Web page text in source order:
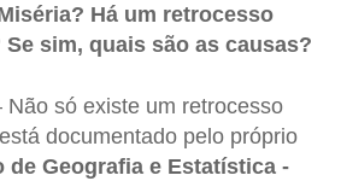
Há um retrocesso
sim, quais são as causas?
Não só existe um retrocesso
documentado pelo próprio
Geografia e Estatística -